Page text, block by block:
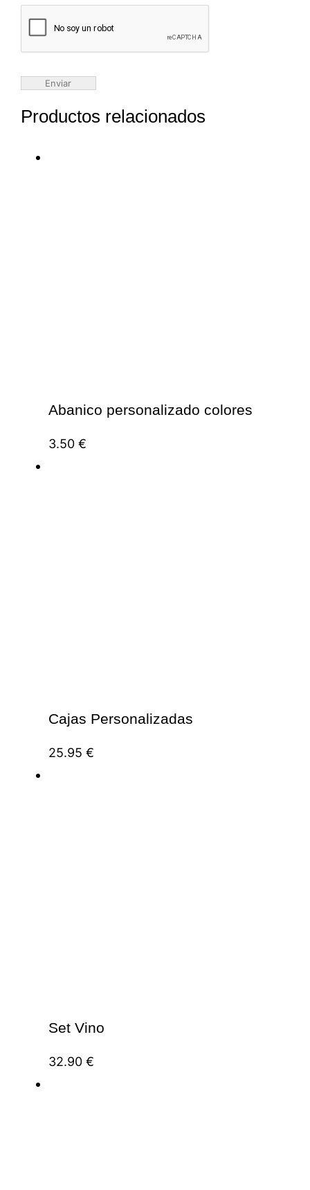
Productos relacionados
Abanico personalizado colores
3.50 €
Cajas Personalizadas
25.95 €
Set Vino
32.90 €